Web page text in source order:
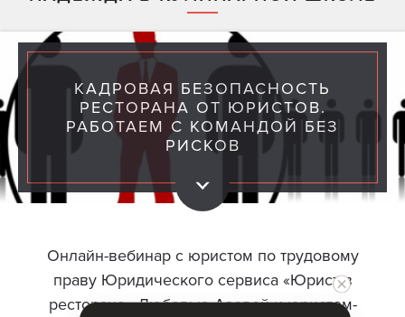
КАДРОВАЯ БЕЗОПАСНОСТЬ
РЕСТОРАНА ОТ ЮРИСТОВ.
РАБОТАЕМ С КОМАНДОЙ БЕЗ
РИСКОВ
Онлайн-вебинар с юристом по трудовому
праву Юридического сервиса «Юрист в
ресторане» Любовью Азовой и юристом-